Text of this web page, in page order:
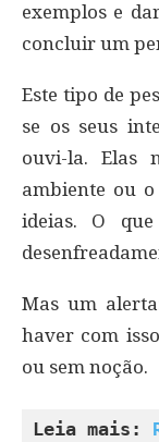
exemplos e
concluir um
Este tipo de
se os seus
ouvi-la. Elas
ambiente ou
ideias. O
Mas um
haver com
ou sem noção.
Leia mais: